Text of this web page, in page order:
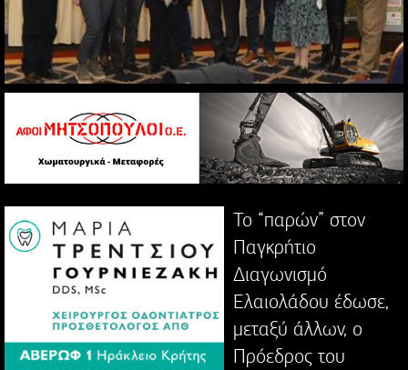
Το “παρών” στον
Παγκρήτιο
Διαγωνισμό
Ελαιολάδου έδωσε,
μεταξύ άλλων, ο
Πρόεδρος του